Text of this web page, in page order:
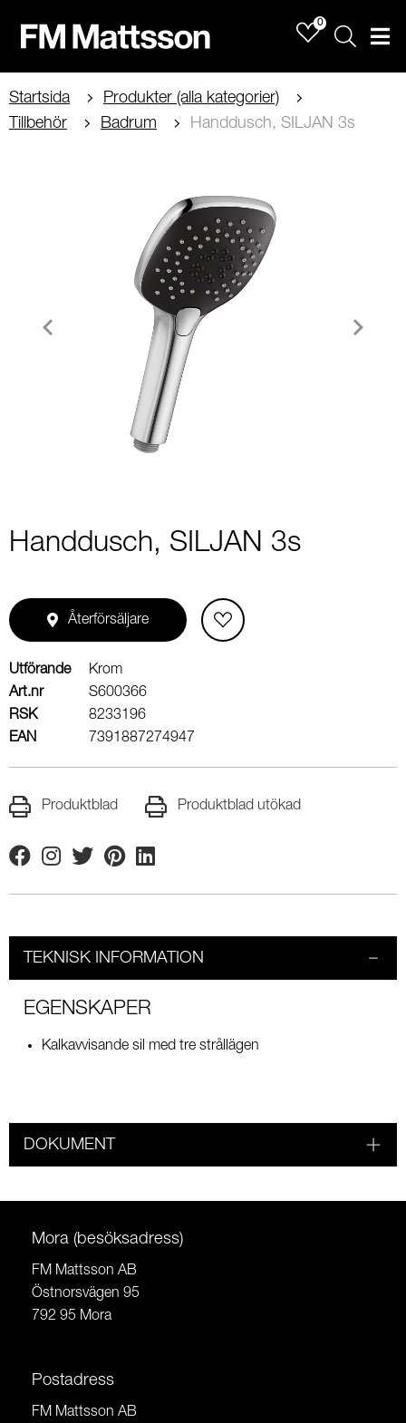
0
Sök
Startsida
Produkter (alla kategorier)
Tillbehör
Badrum Handdusch, SILJAN 3s
Handdusch, SILJAN 3s
Återförsäljare
Utförande
Krom
Art.nr
S600366
RSK
8233196
EAN
7391887274947
Produktblad Produktblad utökad
FacebookInstagram
TwitterPinterestLinkedin
TEKNISK INFORMATION
EGENSKAPER
Kalkavvisande sil med tre strållägen
DOKUMENT
Mora (besöksadress)
FM Mattsson AB
Östnorsvägen 95
792 95 Mora
Postadress
FM Mattsson AB